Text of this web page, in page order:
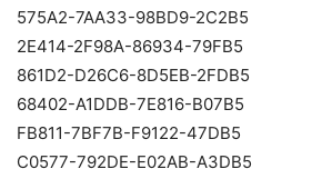
575A2-7AA33-98BD9-2C2B5
2E414-2F98A-86934-79FB5
861D2-D26C6-8D5EB-2FDB5
68402-A1DDB-7E816-B07B5
FB811-7BF7B-F9122-47DB5
C0577-792DE-E02AB-A3DB5